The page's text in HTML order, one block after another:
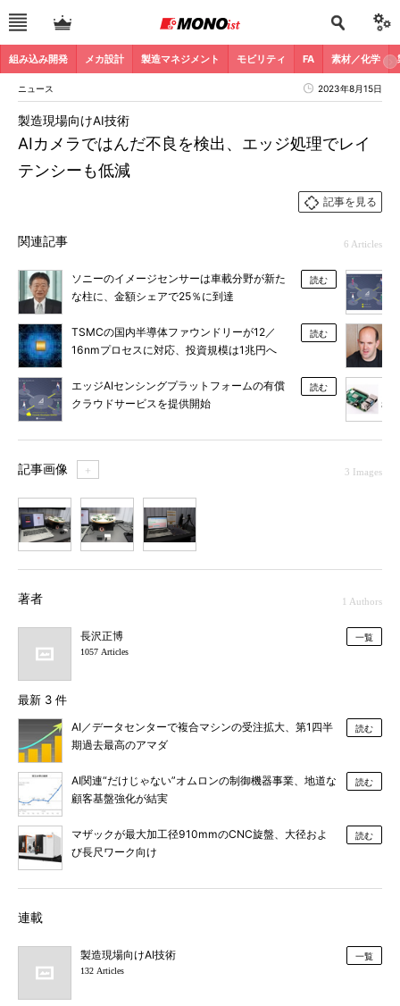
組み込み開発 メカ設計 製造マネジメント モビリティ FA 素材／化学
ニュース 2023年8月15日
AIカメラではんだ不良を検出、エッジ処理でレイ
テンシーも低減
製造現場向けAI技術
記事を見る
関連記事 6 Articles
ソニーのイメージセンサーは車載分野が新た
な柱に、金額シェアで25％に到達
読む
TSMCの国内半導体ファウンドリーが12／
16nmプロセスに対応、投資規模は1兆円へ
読む
エッジAIセンシングプラットフォームの有償
クラウドサービスを提供開始
読む
記事画像 ＋ 3 Images
著者 1 Authors
長沢正博
1057 Articles
一覧
最新 3 件
AI／データセンターで複合マシンの受注拡大、第1四半
期過去最高のアマダ
読む
AI関連“だけじゃない”オムロンの制御機器事業、地道な
顧客基盤強化が結実
読む
マザックが最大加工径910mmのCNC旋盤、大径およ
び長尺ワーク向け
読む
連載
製造現場向けAI技術
132 Articles
一覧